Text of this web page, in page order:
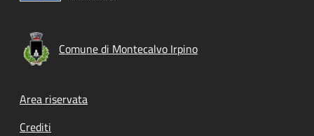
Comune di Montecalvo Irpino
Footer menu
Area riservata
Crediti